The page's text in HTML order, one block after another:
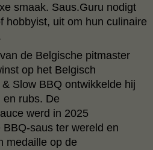
smaak. Saus.Guru nodigt
hobbyist, uit om hun culinaire
de Belgische pitmaster
op het Belgisch
Slow BBQ ontwikkelde hij
en rubs. De
werd in 2025
ter wereld en
medaille op de